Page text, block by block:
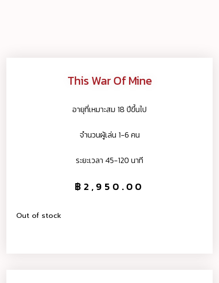
This War Of Mine
อายุที่เหมาะสม 18 ปีขึ้นไป
จำนวนผู้เล่น 1-6 คน
ระยะเวลา 45-120 นาที
฿ 2,950.00
Out of stock